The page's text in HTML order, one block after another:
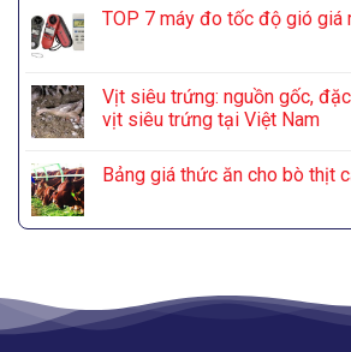
TOP 7 máy đo tốc độ gió giá
Vịt siêu trứng: nguồn gốc,
vịt siêu trứng tại Việt Nam
Bảng giá thức ăn cho bò thịt